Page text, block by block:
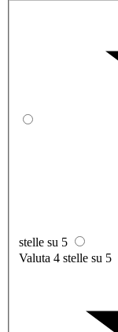
stelle su 5
Valuta 4 stelle su 5